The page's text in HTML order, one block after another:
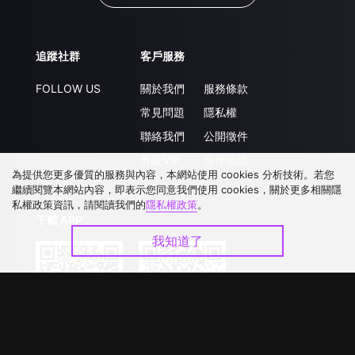
追蹤社群
FOLLOW US
客戶服務
關於我們
常見問題
聯絡我們
服務條款
隱私權
公開徵件
為提供您更多優質的服務與內容，本網站使用 cookies 分析技術。若您
繼續閱覽本網站內容，即表示您同意我們使用 cookies，關於更多相關隱
私權政策資訊，請閱讀我們的隱私權政策。
我知道了